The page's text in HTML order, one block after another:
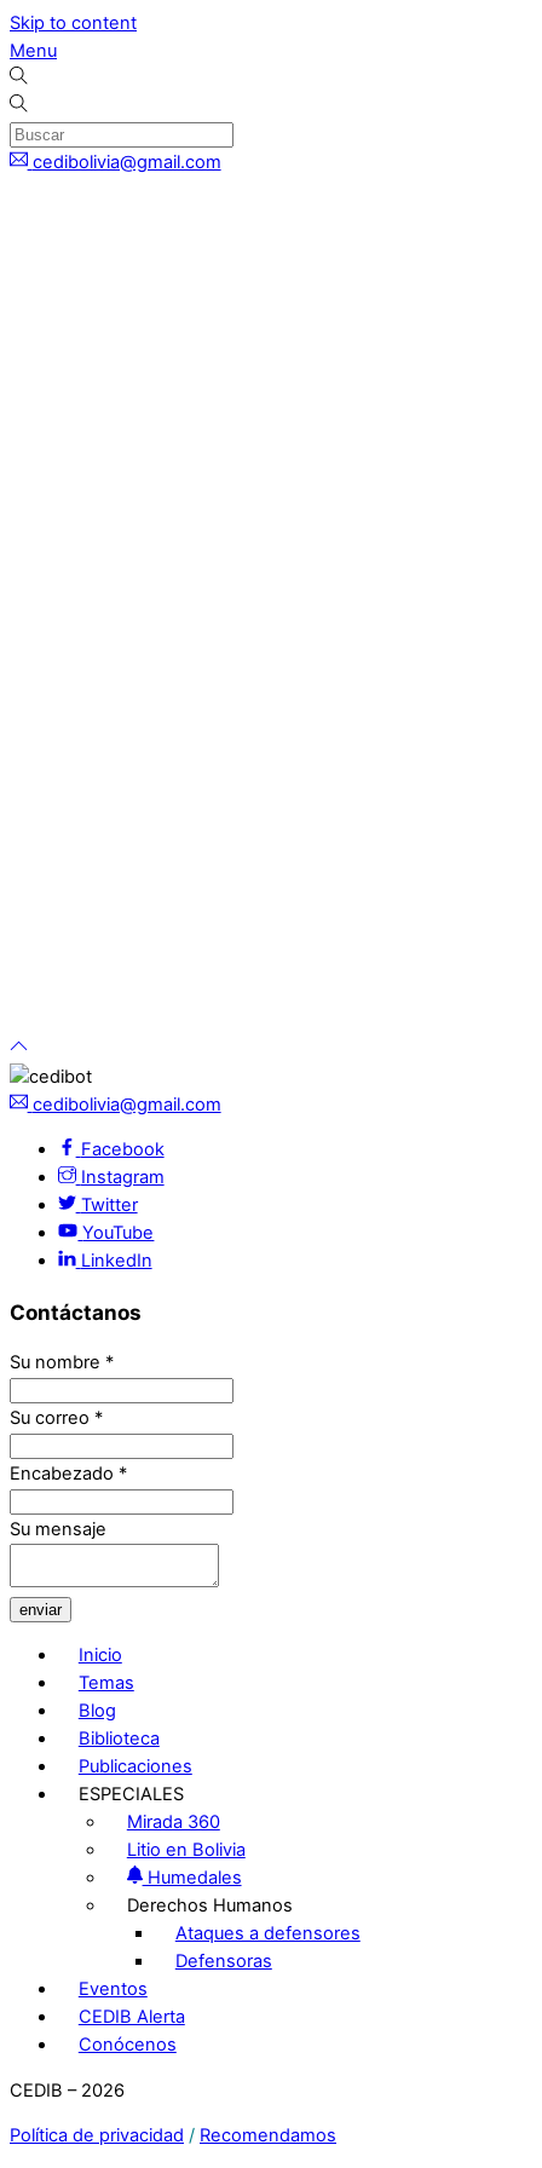
Skip to content
Menu
cedibolivia@gmail.com
cedibolivia@gmail.com
Facebook
Instagram
Twitter
YouTube
LinkedIn
Contáctanos
Su nombre *
Su correo *
Encabezado *
Su mensaje
enviar
Inicio
Temas
Blog
Biblioteca
Publicaciones
ESPECIALES
Mirada 360
Litio en Bolivia
Humedales
Derechos Humanos
Ataques a defensores
Defensoras
Eventos
CEDIB Alerta
Conócenos
CEDIB – 2026
Política de privacidad / Recomendamos